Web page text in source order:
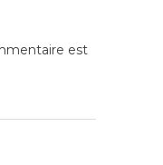
est